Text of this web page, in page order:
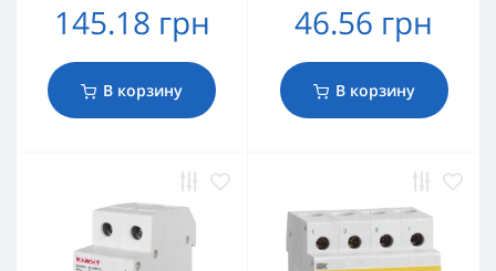
145.18 грн
В корзину
46.56 грн
В корзину